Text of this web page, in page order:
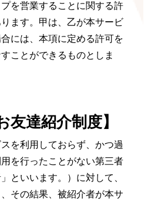
を営業することに関する許
ます。甲は、乙が本サービ
には、本項に定める許可を
ことができるものとしま
達紹介制度】
を利用しておらず、かつ過
を行ったことがない第三者
といいます。）に対して、
その結果、被紹介者が本サ